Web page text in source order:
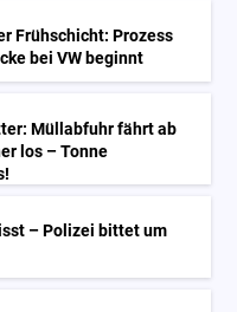
Frühschicht: Prozess
bei VW beginnt
Müllabfuhr fährt ab
los – Tonne
– Polizei bittet um